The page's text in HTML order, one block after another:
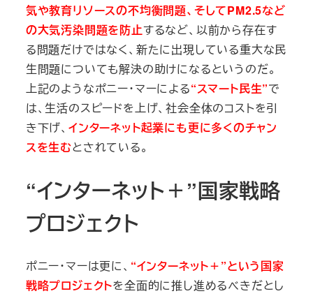
気や教育リソースの不均衡問題、そしてPM2.5など
の大気汚染問題を防止するなど、以前から存在す
る問題だけではなく、新たに出現している重大な民
生問題についても解決の助けになるというのだ。
上記のようなポニー・マーによる“スマート民生”で
は、生活のスピードを上げ、社会全体のコストを引
き下げ、 インターネット起業にも更に多くのチャン
スを生むとされている。
“インターネット＋”国家戦略
プロジェクト
ポニー・マーは更に、 “インターネット＋”という国家
戦略プロジェクトを全面的に推し進めるべきだとし